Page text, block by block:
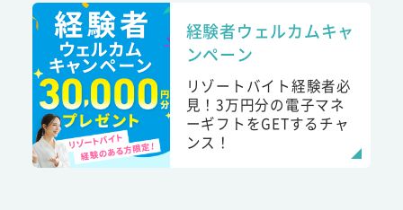
経験者ウェルカムキャ
ンペーン
リゾートバイト経験者必
見！3万円分の電子マネ
ーギフトをGETするチャ
ンス！